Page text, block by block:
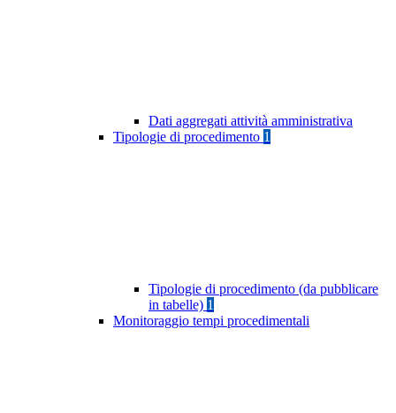
Dati aggregati attività amministrativa
Tipologie di procedimento 1
Tipologie di procedimento (da pubblicare
in tabelle) 1
Monitoraggio tempi procedimentali